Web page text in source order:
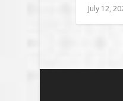
July 12,